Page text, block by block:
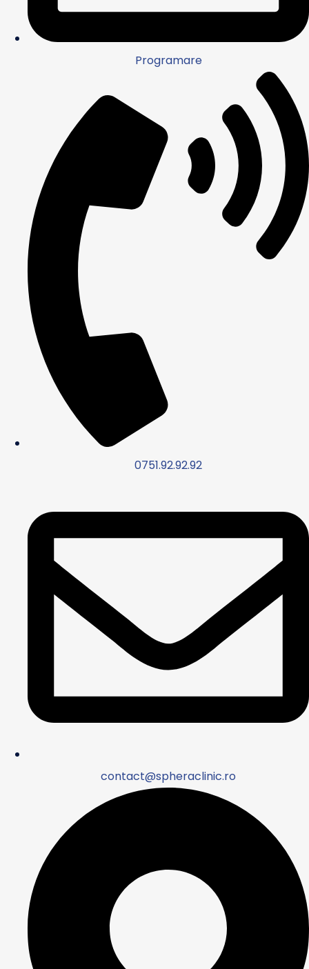
Programare
0751.92.92.92
contact@spheraclinic.ro